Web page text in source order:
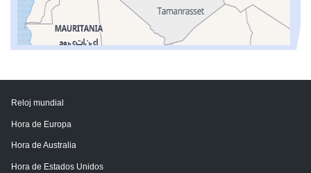
Reloj mundial
Hora de Europa
Hora de Australia
Hora de Estados Unidos